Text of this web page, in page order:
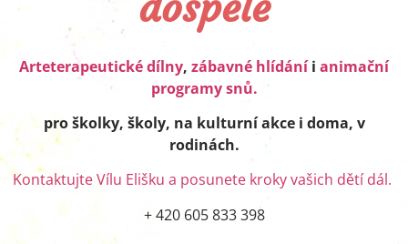
Arteterapeutické dílny, zábavné hlídáníi animační
programy snů.
pro školky, školy, na kulturní akce i doma, v
rodinách.
Kontaktujte Vílu Elišku a posunete kroky vašich dětí dál.
+ 420 605 833 398